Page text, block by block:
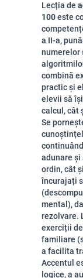
Lecția de
100este
a II-a,
numerelor
combină
practic și
elevii să
calcul, cât
Se
adunare și
ordin, cât
încurajați
mental),
rezolvare.
exerciții
familiare
a facilita
Accentul
logice, a